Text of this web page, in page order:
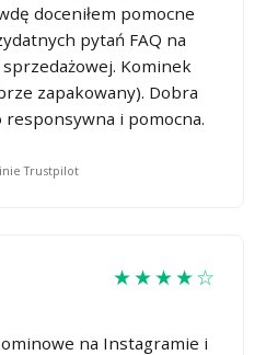
doceniłem pomocne
pytań FAQ na
Kominek
zapakowany). Dobra
i pomocna.
Trustpilot
★★★★☆
na Instagramie i